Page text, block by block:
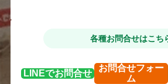
各種お問合せはこち
LINEでお問合せ
お問合せフォー
ム